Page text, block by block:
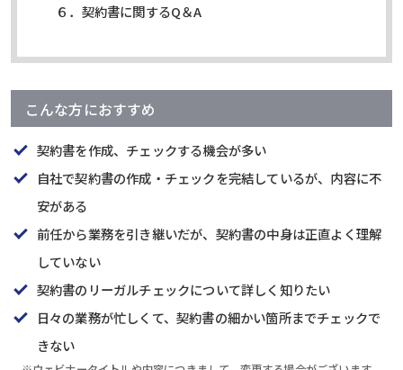
６．契約書に関するQ＆A
こんな方におすすめ
契約書を作成、チェックする機会が多い
自社で契約書の作成・チェックを完結しているが、内容に不
安がある
前任から業務を引き継いだが、契約書の中身は正直よく理解
していない
契約書のリーガルチェックについて詳しく知りたい
日々の業務が忙しくて、契約書の細かい箇所までチェックで
きない